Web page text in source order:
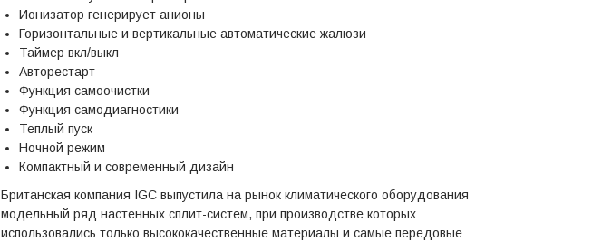
Ионизатор генерирует анионы
Горизонтальные и вертикальные автоматические жалюзи
Таймер вкл/выкл
Авторестарт
Функция самоочистки
Функция самодиагностики
Теплый пуск
Ночной режим
Компактный и современный дизайн
Британская компания IGC выпустила на рынок климатического оборудования
модельный ряд настенных сплит-систем, при производстве которых
использовались только высококачественные материалы и самые передовые